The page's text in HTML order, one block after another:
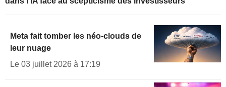
Meta fait tomber les néo-clouds de
leur nuage
Le 03 juillet 2026 à 17:19